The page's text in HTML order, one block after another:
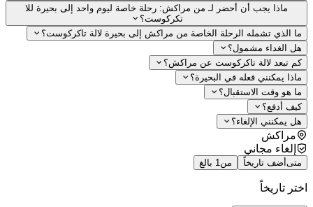
ماذا يجب أن أحضر لـ من مراكش: رحلة خاصة ليوم واحد إلى بحيرة للا
تكركوست؟
الذي تشمله الرحلة الخاصة من مراكش إلى بحيرة لالة تاكركوست؟
الغداء مشمول؟
تبعد لالة تاكركوست عن مراكش؟
يمكنني فعله في البحيرة؟
هو وقت الاستقبال؟
أدفع؟
يمكنني الإلغاء؟
مراكش
إلغاء مجاني
أضف تاريخاً من
تاريخاً